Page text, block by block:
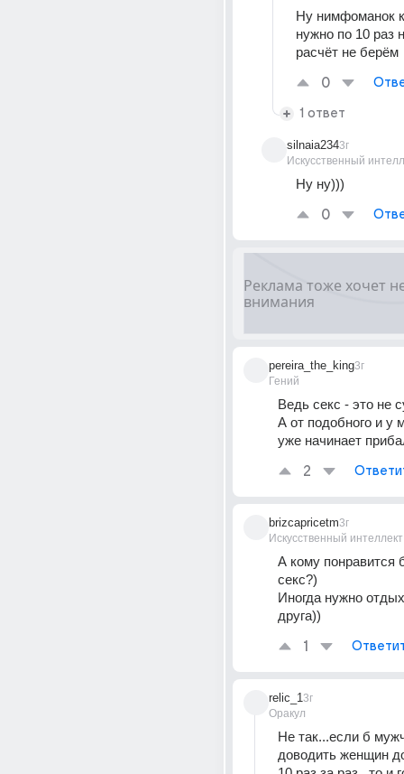
Ну нимфоманок
нужно по 10 раз
расчёт не берём
0
1 ответ
silnaia234
Искусственный
3г
Ну ну)))
0
pereira_the_king
Гений
3г
Ведь секс - это не
А от подобного и у
уже начинает
2
brizcapricetm
Искусственный интеллект
3г
А кому понравится
секс?)
Иногда нужно
друга))
1
relic_1
Оракул
3г
Не так...если б
доводить женщин